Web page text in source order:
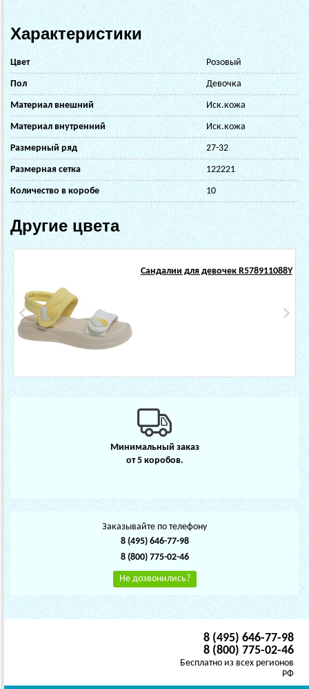
Характеристики
Цвет Розовый
Пол Девочка
Материал внешний Иск.кожа
Материал внутренний Иск.кожа
Размерный ряд 27-32
Размерная сетка 122221
Количество в коробе 10
Другие цвета
Сандалии для девочек R578911088Y
Минимальный заказ
от 5 коробов.
Заказывайте по телефону
8 (495) 646-77-98
8 (800) 775-02-46
Не дозвонились?
8 (495) 646-77-98
8 (800) 775-02-46
Бесплатно из всех регионов
РФ